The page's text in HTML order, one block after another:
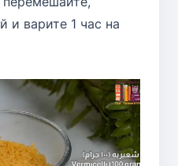
и варите 1 час на